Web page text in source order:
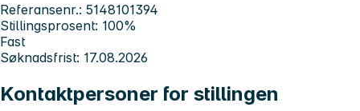
Referansenr.: 5148101394
Stillingsprosent: 100%
Fast
Søknadsfrist: 17.08.2026
Kontaktpersoner for stillingen